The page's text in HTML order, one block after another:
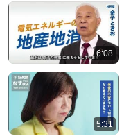
6:08
5:31